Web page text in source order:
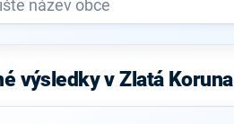
výsledky v Zlatá Koruna